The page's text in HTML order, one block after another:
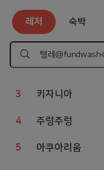
레저 숙박
하
레저 인기 검색어
1 웨이브파크
2 챔피언
3 키자니아
4 주렁주렁
5 아쿠아리움